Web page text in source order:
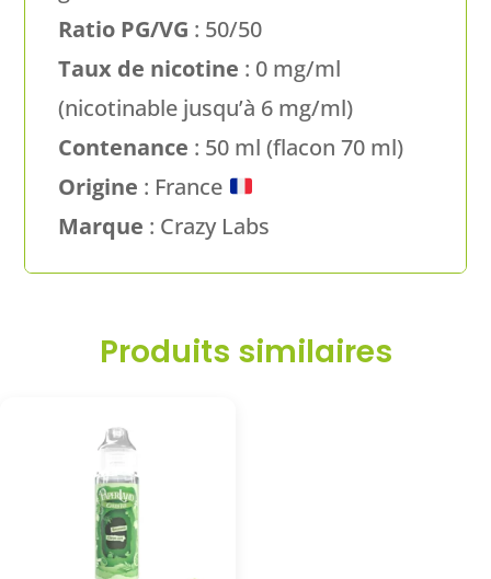
Ratio PG/VG : 50/50
Taux de nicotine : 0 mg/ml
(nicotinable jusqu’à 6 mg/ml)
Contenance : 50 ml (flacon 70 ml)
Origine : France
Marque : Crazy Labs
Produits similaires